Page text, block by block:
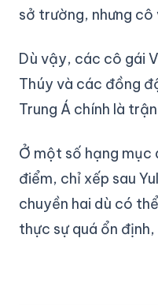
sở trường, nhưng
Dù vậy, các cô gái
Thúy và các đồng
Trung Á chính là
Ở một số hạng mục
điểm, chỉ xếp sau
chuyền hai dù có
thực sự quá ổn